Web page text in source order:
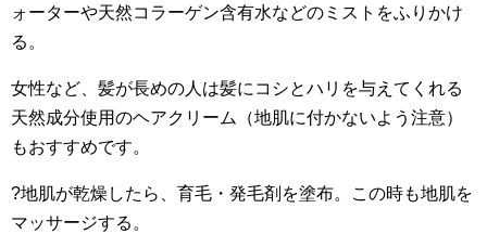
ォーターや天然コラーゲン含有水などのミストをふりかけ
る。
女性など、髪が長めの人は髪にコシとハリを与えてくれる
天然成分使用のヘアクリーム（地肌に付かないよう注意）
もおすすめです。
?地肌が乾燥したら、育毛・発毛剤を塗布。この時も地肌を
マッサージする。